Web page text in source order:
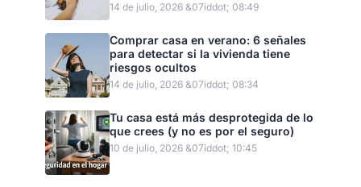
14 de julio, 2026 &07iddot; 08:49
Comprar casa en verano: 6 señales
para detectar si la vivienda tiene
riesgos ocultos
14 de julio, 2026 &07iddot; 08:34
Tu casa está más desprotegida de lo
que crees (y no es por el seguro)
10 de julio, 2026 &07iddot; 10:45